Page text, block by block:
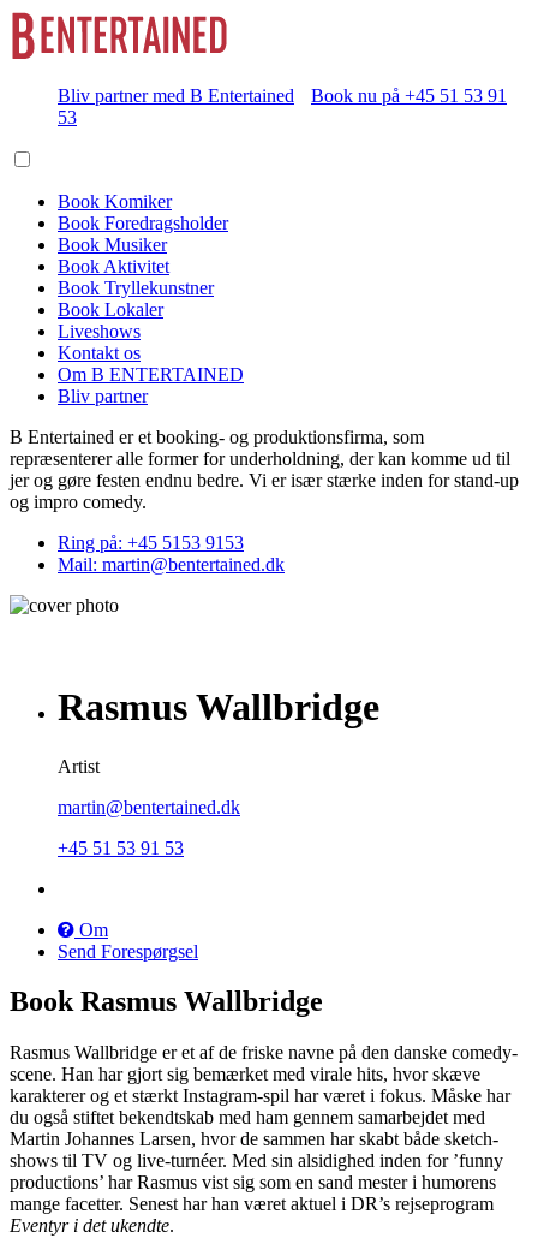
Bliv partner med B Entertained
Book nu på +45 51 53 91
53
Book Komiker
Book Foredragsholder
Book Musiker
Book Aktivitet
Book Tryllekunstner
Book Lokaler
Liveshows
Kontakt os
Om B ENTERTAINED
Bliv partner
B Entertained er et booking- og produktionsfirma, som
repræsenterer alle former for underholdning, der kan komme ud til
jer og gøre festen endnu bedre. Vi er især stærke inden for stand-up
og impro comedy.
Ring på: +45 5153 9153
Mail: martin@bentertained.dk
Rasmus Wallbridge
Artist
martin@bentertained.dk
+45 51 53 91 53
Om
Send Forespørgsel
Book Rasmus Wallbridge
Rasmus Wallbridge er et af de friske navne på den danske comedy-
scene. Han har gjort sig bemærket med virale hits, hvor skæve
karakterer og et stærkt Instagram-spil har været i fokus. Måske har
du også stiftet bekendtskab med ham gennem samarbejdet med
Martin Johannes Larsen, hvor de sammen har skabt både sketch-
shows til TV og live-turnéer. Med sin alsidighed inden for ’funny
productions’ har Rasmus vist sig som en sand mester i humorens
mange facetter. Senest har han været aktuel i DR’s rejseprogram
Eventyr i det ukendte.